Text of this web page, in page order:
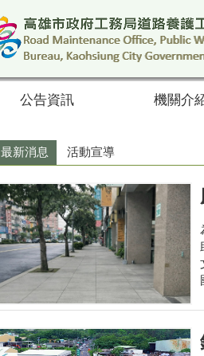
公告資訊 機關介
最新消息
活動宣導